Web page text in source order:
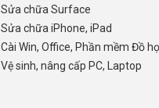
Sửa chữa Surface
Sửa chữa iPhone, iPad
Cài Win, Office, Phần mềm Đồ
Vệ sinh, nâng cấp PC, Laptop